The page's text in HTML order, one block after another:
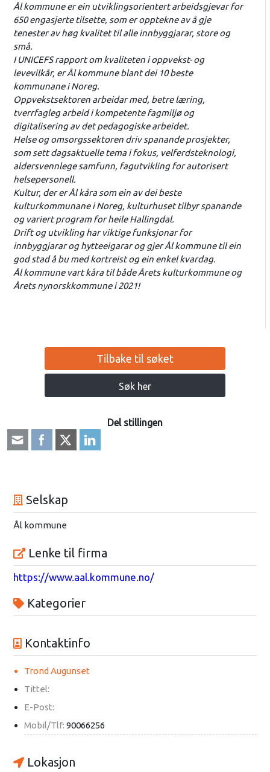
Ål kommune er ein utviklingsorientert arbeidsgjevar for
650 engasjerte tilsette, som er opptekne av å gje
tenester av høg kvalitet til alle innbyggjarar, store og
små.
I UNICEFS rapport om kvaliteten i oppvekst- og
levevilkår, er Ål kommune blant dei 10 beste
kommunane i Noreg.
Oppvekstsektoren arbeidar med, betre læring,
tverrfagleg arbeid i kompetente fagmiljø og
digitalisering av det pedagogiske arbeidet.
Helse og omsorgssektoren driv spanande prosjekter,
som sett dagsaktuelle tema i fokus, velferdsteknologi,
aldersvennlege samfunn, fagutvikling for autorisert
helsepersonell.
Kultur, der er Ål kåra som ein av dei beste
kulturkommunane i Noreg, kulturhuset tilbyr spanande
og variert program for heile Hallingdal.
Drift og utvikling har viktige funksjonar for
innbyggjarar og hytteeigarar og gjer Ål kommune til ein
god stad å bu med kortreist og ein enkel kvardag.
Ål kommune vart kåra til både Årets kulturkommune og
Årets nynorskkommune i 2021!
Tilbake til søket
Søk her
Del stillingen
Selskap
Ål kommune
Lenke til firma
https://www.aal.kommune.no/
Kategorier
Kontaktinfo
Trond Augunset
Tittel:
E-Post:
Mobil/Tlf: 90066256
Lokasjon